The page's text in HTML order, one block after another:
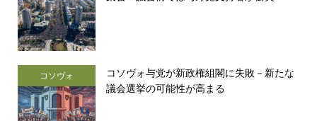
コソヴォ
コソヴォ与党が新政権組閣に失敗－新たな
議会選挙の可能性が高まる